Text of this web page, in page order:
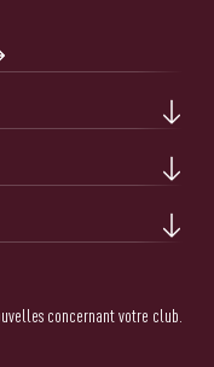
concernant votre club.